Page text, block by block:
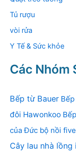
Tủ rượu
vòi rửa
Y Tế & Sức khỏe
Các Nhóm
Bếp từ Bauer
đôi Hawonkoo
của Đức bộ nồi
Cây lau nhà lồng